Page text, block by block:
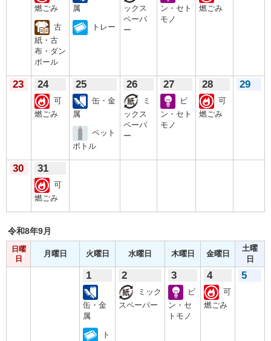
燃ごみ
古
紙・古
布・ダン
ボール
属
トレー
ックス
ペーパ
ー
ン・セト
モノ
燃ごみ
23 24
可
燃ごみ
25
缶・金
属
ペット
ボトル
26
ミ
ックス
ペーパ
ー
27
ビ
ン・セト
モノ
28
可
燃ごみ
29
30 31
可
燃ごみ
令和8年9月
日曜
日
月曜日 火曜日 水曜日 木曜日 金曜日
土曜
日
1
缶・金
属
ト
2
ミック
スペーパー
3
ビ
ン・セ
トモノ
4
可
燃ごみ
5